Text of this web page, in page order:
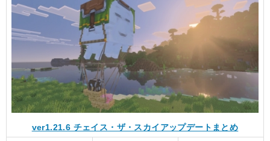
ver1.21.6 チェイス・ザ・スカイアップデートまとめ